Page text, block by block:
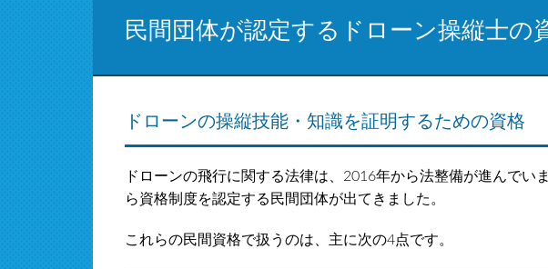
民間団体が認定するドローン操縦士の
ドローンの操縦技能・知識を証明するための資格
ドローンの飛行に関する法律は、2016年から法整備が進んでい
ら資格制度を認定する民間団体が出てきました。
これらの民間資格で扱うのは、主に次の4点です。